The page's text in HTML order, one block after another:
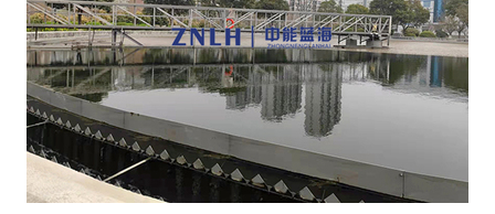
- 污泥脱水设备
- 厌氧反应器
- 加药系列
- 格栅过滤系列